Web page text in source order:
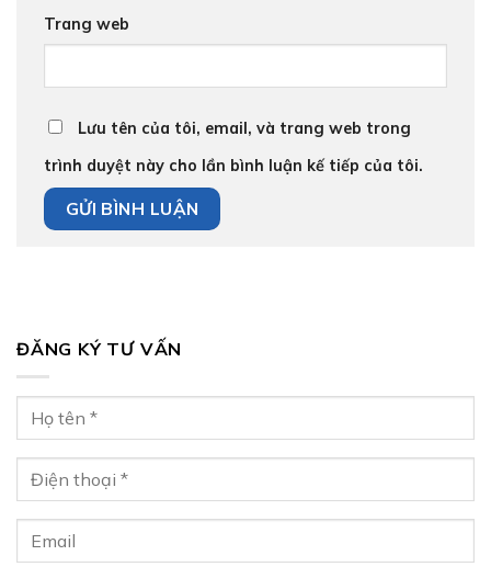
Trang web
Lưu tên của tôi, email, và trang web trong
trình duyệt này cho lần bình luận kế tiếp của tôi.
ĐĂNG KÝ TƯ VẤN